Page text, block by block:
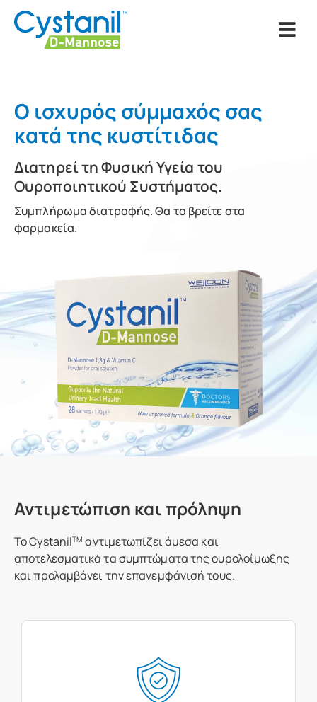
Ο ισχυρός σύμμαχός σας
κατά της κυστίτιδας
Διατηρεί τη Φυσική Υγεία του
Ουροποιητικού Συστήματος.
Συμπλήρωμα διατροφής. Θα το βρείτε στα
φαρμακεία.
Αντιμετώπιση και πρόληψη
Το CystanilTM αντιμετωπίζει άμεσα και
αποτελεσματικά τα συμπτώματα της ουρολοίμωξης
και προλαμβάνει την επανεμφάνισή τους.